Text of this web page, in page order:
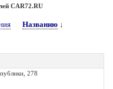
CAR72.RU
Названию ↓
278